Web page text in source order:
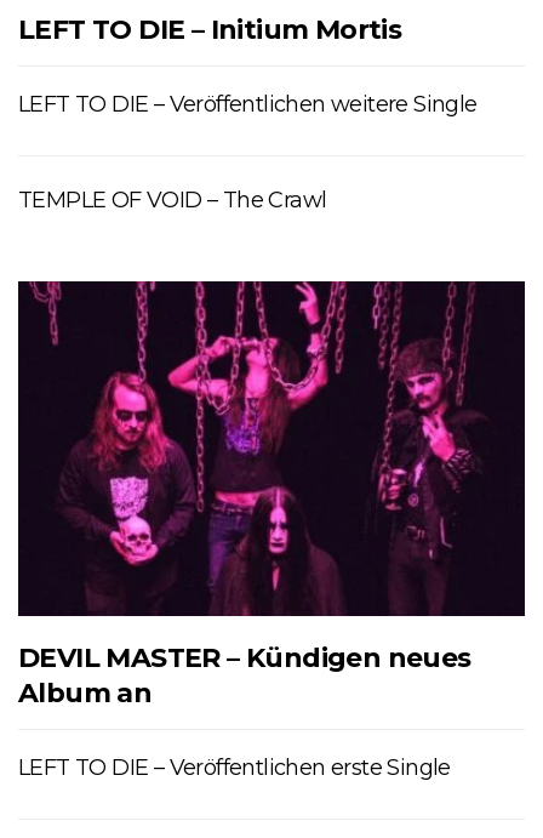
LEFT TO DIE – Initium Mortis
LEFT TO DIE – Veröffentlichen weitere Single
TEMPLE OF VOID – The Crawl
DEVIL MASTER – Kündigen neues
Album an
LEFT TO DIE – Veröffentlichen erste Single